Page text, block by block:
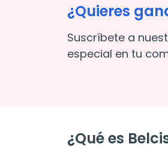
¿Quieres
Suscríbete a
especial en tu
¿Qué es